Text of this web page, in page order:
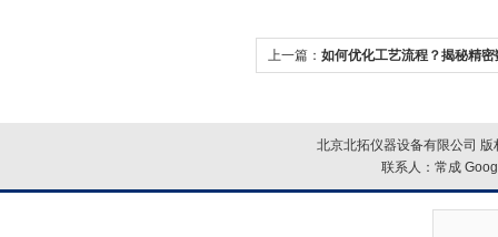
上一篇： 如何优化工艺流程？揭秘精
北京北拓仪器设备有限公司
联系人：常成